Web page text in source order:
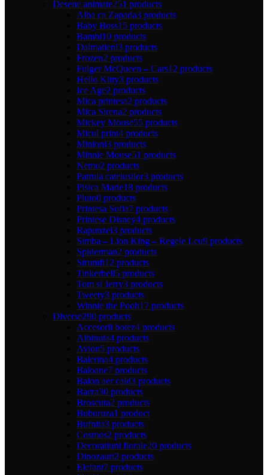
Desene animate251 products
Alba ca Zapada3 products
Baby Boss15 products
Bambi10 products
Dalmatieni3 products
Frozen2 products
Fulger McQueen – Cars12 products
Hello Kitty3 products
Ice Age2 products
Mica printesa2 products
Mica Sirena2 products
Mickey Mouse55 products
Micul print4 products
Minioni3 products
Minnie Mouse51 products
Nemo2 products
Patrula catelusilor3 products
Pisica Marie18 products
Pluto0 products
Printesa Sofia7 products
Printese Disney4 products
Rapunzel3 products
Simba – Lion King – Regele Leu9 products
Spiderman2 products
Strumfi12 products
Tinkerbell5 products
Tom si Jerry3 products
Tweety3 products
Winnie the Pooh17 products
Diverse290 products
Accesorii botez4 products
Albinuta4 products
Avion5 products
Balerina4 products
Baloane7 products
Balon aer cald3 products
Barza30 products
Broscuta2 products
Buburuza1 product
Bufnita3 products
Cosmos2 products
Decoratiuni florale20 products
Dinozauri2 products
Elefant7 products